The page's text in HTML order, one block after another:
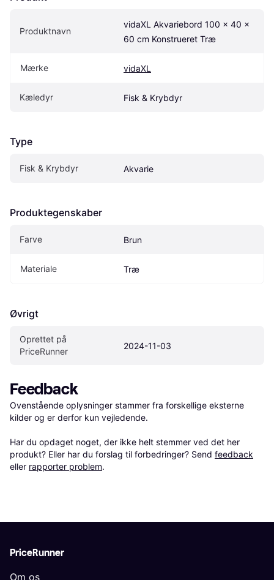
Produktnavn
vidaXL Akvariebord 100 x 40 x
60 cm Konstrueret Træ
Mærke vidaXL
Kæledyr Fisk & Krybdyr
Type
Fisk & Krybdyr Akvarie
Produktegenskaber
Farve Brun
Materiale Træ
Øvrigt
Oprettet på
PriceRunner
2024-11-03
Feedback
Ovenstående oplysninger stammer fra forskellige eksterne
kilder og er derfor kun vejledende.
Har du opdaget noget, der ikke helt stemmer ved det her
produkt? Eller har du forslag til forbedringer? Send feedback
eller rapporter problem.
PriceRunner
Om os